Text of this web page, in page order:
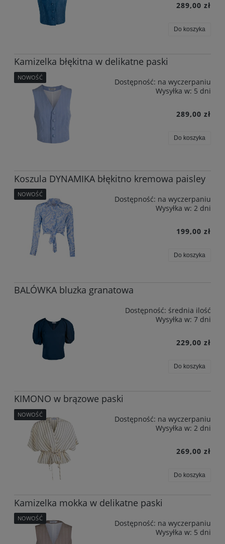
289,00 zł
Do koszyka
Kamizelka błękitna w delikatne paski
Dostępność: na wyczerpaniu
Wysyłka w: 5 dni
289,00 zł
Do koszyka
NOWOŚĆ
Koszula DYNAMIKA błękitno kremowa paisley
Dostępność: na wyczerpaniu
Wysyłka w: 2 dni
199,00 zł
Do koszyka
NOWOŚĆ
BALÓWKA bluzka granatowa
Dostępność: średnia ilość
Wysyłka w: 7 dni
229,00 zł
Do koszyka
KIMONO w brązowe paski
Dostępność: na wyczerpaniu
Wysyłka w: 2 dni
269,00 zł
Do koszyka
NOWOŚĆ
Kamizelka mokka w delikatne paski
Dostępność: na wyczerpaniu
Wysyłka w: 5 dni
NOWOŚĆ